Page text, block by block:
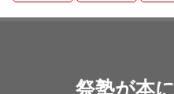
祭塾が本